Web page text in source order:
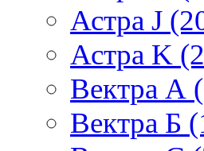
Астра J
Астра K
Вектра А
Вектра Б